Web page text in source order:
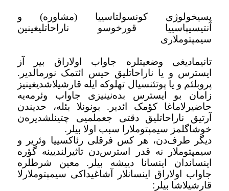
پسیخولوژی کونسولتاسییا (مشاوره) و
آنتیسیپاسییا قورخوسو ناراحاتلیغینین
سیمپتوملاری
تانیمادیغی وضعیتلره جاواب اولاراق بیر آز
ایسترس و یا ناراحاتلیق حیس ائتمک نورمالدیر.
پروبلئم و یا پوتئنسیال تهلوکه ایله قارشیلاشدیغینیز
زامان بو ایسترس بده‌نینیزی جاواب وئرمه‌یه
حاضیرلاماغا کؤمک ائدیر. بونونلا بئله، حدیندن
آرتیق ناراحاتلیق دقتی جعملمیی چتینلشدیره‌ن
خوشاگلمز سیمپتوملارا سبب اولا بیلر .
دیگر طرف‌دن، هر کس فرقلی رئاکسییا وئریر و
سیمپتوملار نه قدر استرس‌دن تاثیرلندیینه گؤره
اینساندان اینسانا دییشه بیلر. معین شرطلره
جاواب اولاراق اینسانلار آشاغیداکی سیمپتوملارلا
قارشیلاشا بیلر :